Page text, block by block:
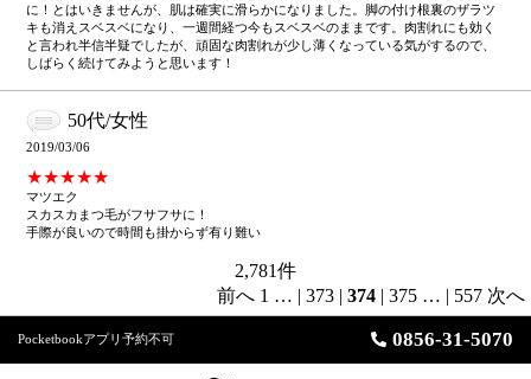
に！とはいきませんが、肌は確実に滑らかになりました。脚の付け根裏のザラツ
キも消えスベスベになり、一週間経つ今もスベスベのままです。肉割れにも効く
と言われ半信半疑でしたが、頑固な肉割れが少し薄くなっている気がするので、
しばらく続けてみようと思います！
50代/女性
2019/03/06
★★★★★
マツエク
スカスカまつ毛がフサフサに！
手際が良いので時間も掛からず有り難い
2,781件
前へ 1 … | 373 | 374 | 375 … | 557 次へ
Pocketbookアプリ予約不可 0856-31-5070